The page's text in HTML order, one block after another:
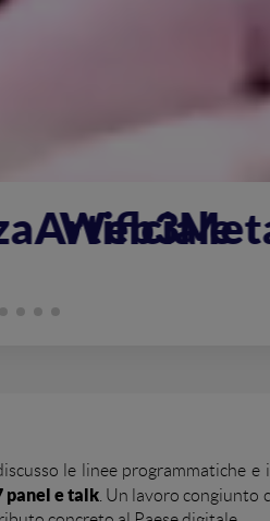
le linee programmatiche
panel e talk . Un lavoro congiunto